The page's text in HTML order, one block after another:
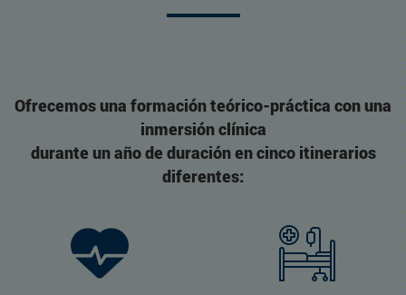
Ofrecemos una formación teórico-práctica con una
inmersión clínica
durante un año de duración en cinco itinerarios
diferentes: